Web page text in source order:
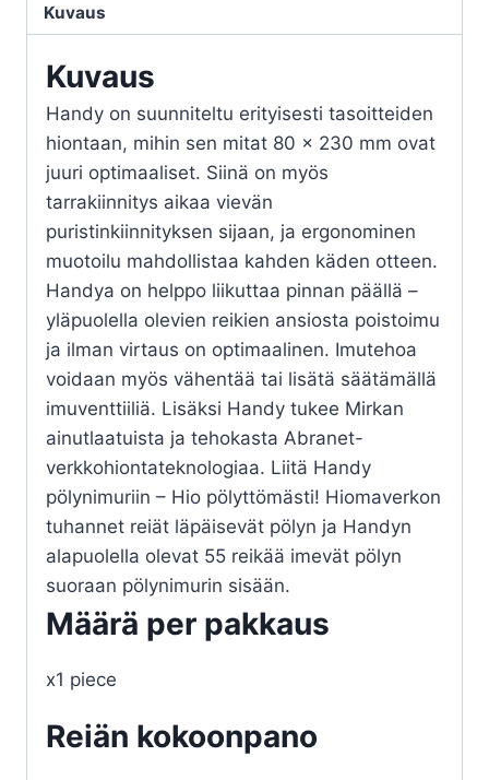
Kuvaus
Kuvaus
Handy on suunniteltu erityisesti tasoitteiden
hiontaan, mihin sen mitat 80 x 230 mm ovat
juuri optimaaliset. Siinä on myös
tarrakiinnitys aikaa vievän
puristinkiinnityksen sijaan, ja ergonominen
muotoilu mahdollistaa kahden käden otteen.
Handya on helppo liikuttaa pinnan päällä –
yläpuolella olevien reikien ansiosta poistoimu
ja ilman virtaus on optimaalinen. Imutehoa
voidaan myös vähentää tai lisätä säätämällä
imuventtiiliä. Lisäksi Handy tukee Mirkan
ainutlaatuista ja tehokasta Abranet-
verkkohiontateknologiaa. Liitä Handy
pölynimuriin – Hio pölyttömästi! Hiomaverkon
tuhannet reiät läpäisevät pölyn ja Handyn
alapuolella olevat 55 reikää imevät pölyn
suoraan pölynimurin sisään.
Määrä per pakkaus
x1 piece
Reiän kokoonpano